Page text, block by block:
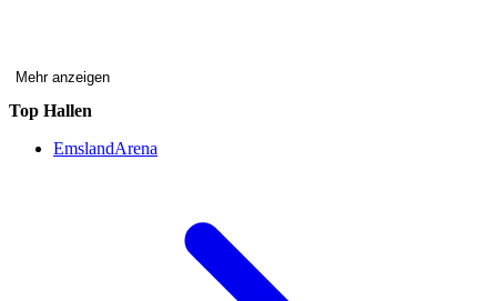
Mehr anzeigen
Top Hallen
EmslandArena